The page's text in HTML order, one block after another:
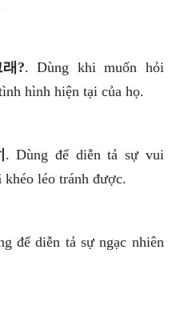
?. Dùng khi muốn hỏi
hình hiện tại của họ.
. Dùng để diễn tả sự vui
léo tránh được.
để diễn tả sự ngạc nhiên